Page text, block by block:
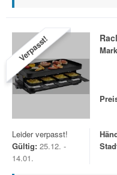
Verpasst!
Leider verpasst!
Gültig: 25.12. -
14.01.